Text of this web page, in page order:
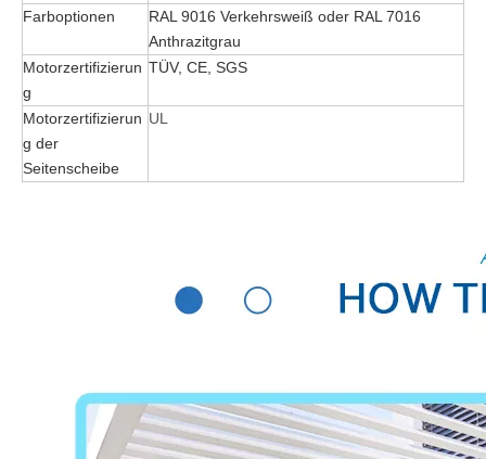
Farboptionen
RAL 9016 Verkehrsweiß oder RAL 7016
Anthrazitgrau
Motorzertifizierun
g
TÜV, CE, SGS
Motorzertifizierun
g der
Seitenscheibe
UL